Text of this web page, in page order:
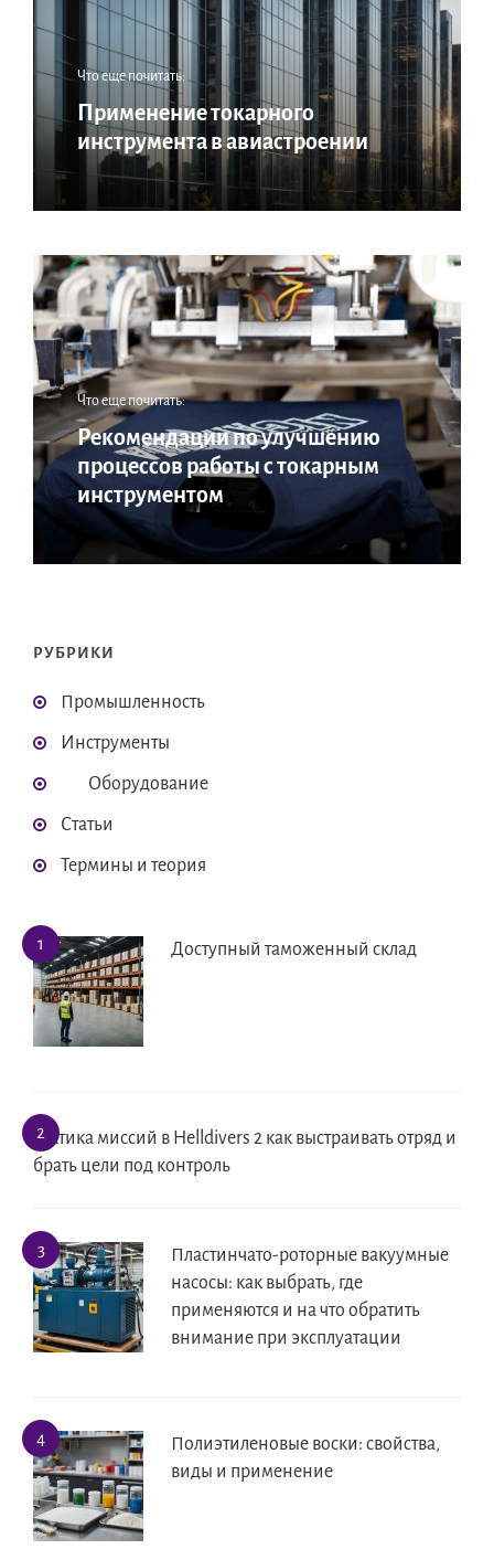
Что еще почитать:
Применение токарного
инструмента в авиастроении
Что еще почитать:
Рекомендации по улучшению
процессов работы с токарным
инструментом
РУБРИКИ
Промышленность
Инструменты
Оборудование
Статьи
Термины и теория
Доступный таможенный склад
Тактика миссий в Helldivers 2 как выстраивать отряд и
брать цели под контроль
Пластинчато-роторные вакуумные
насосы: как выбрать, где
применяются и на что обратить
внимание при эксплуатации
Полиэтиленовые воски: свойства,
виды и применение